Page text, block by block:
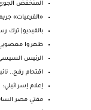
المنخفض
«الفرعيات»
بالفيديو| ترك
ظهروا معصوبي
الرئيس
اقتحام رفح..
إعلام
مفتي مصر